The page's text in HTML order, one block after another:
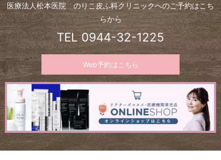
医療法人松本医院 のりこ皮ふ科クリニックへのご予約はこち
らから
TEL0944-32-1225
Web予約はこちら